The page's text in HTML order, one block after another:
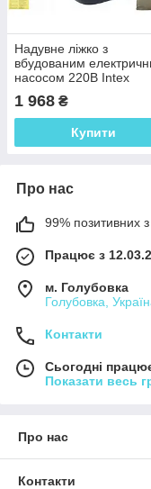
Надувне ліжко з
вбудованим
насосом 220В Intex
1 968 ₴
Купити
Про нас
99% позитивних з
Працює з
м. Голубовка
Голубовка,
Контакти
Сьогодні
Показати весь
Про нас
Контакти